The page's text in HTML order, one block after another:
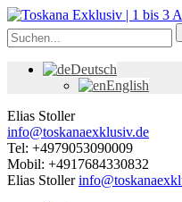
Deutsch
English
Elias Stoller
info@toskanaexklusiv.de
Tel: +4979053090009
Mobil: +4917684330832
Elias Stoller